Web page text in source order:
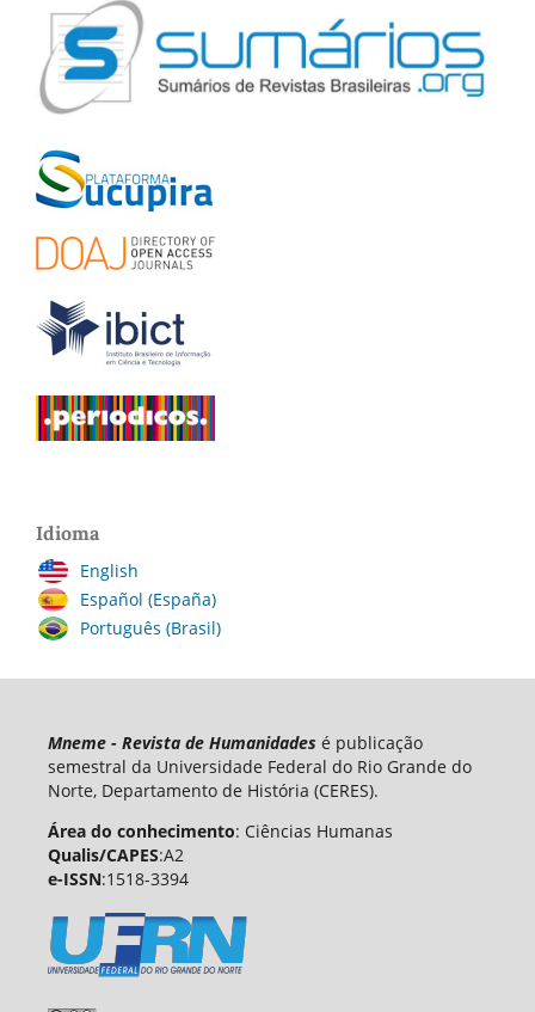
Idioma
English
Español (España)
Português (Brasil)
Mneme - Revista de Humanidades é publicação
semestral da Universidade Federal do Rio Grande do
Norte, Departamento de História (CERES).
Área do conhecimento: Ciências Humanas
Qualis/CAPES:A2
e-ISSN:1518-3394